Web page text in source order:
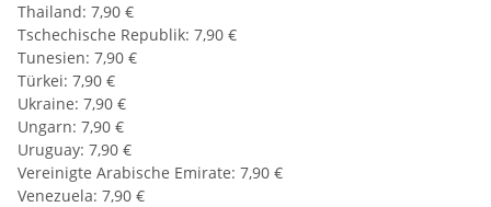
Thailand: 7,90 €
Tschechische Republik: 7,90 €
Tunesien: 7,90 €
Türkei: 7,90 €
Ukraine: 7,90 €
Ungarn: 7,90 €
Uruguay: 7,90 €
Vereinigte Arabische Emirate: 7,90 €
Venezuela: 7,90 €